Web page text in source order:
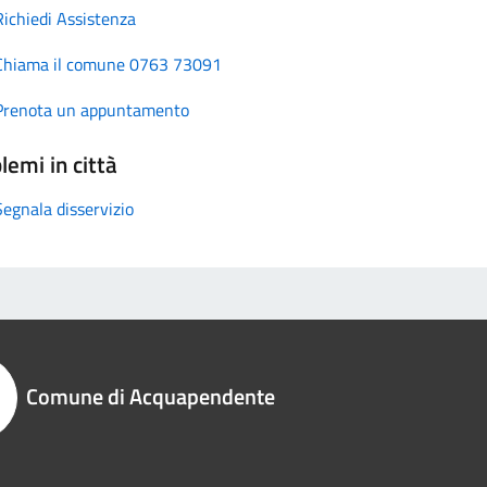
Assistenza
il comune 0763 73091
un appuntamento
in città
disservizio
Comune di Acquapendente